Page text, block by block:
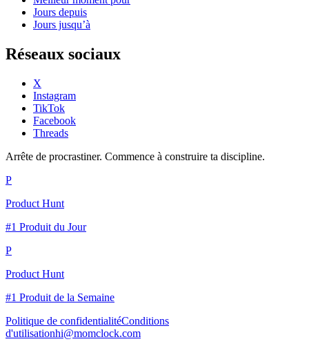
Jours depuis
Jours jusqu’à
Réseaux sociaux
X
Instagram
TikTok
Facebook
Threads
Arrête de procrastiner. Commence à construire ta discipline.
P
Product Hunt
#1 Produit du Jour
P
Product Hunt
#1 Produit de la Semaine
Politique de confidentialitéConditions
d'utilisationhi@momclock.com